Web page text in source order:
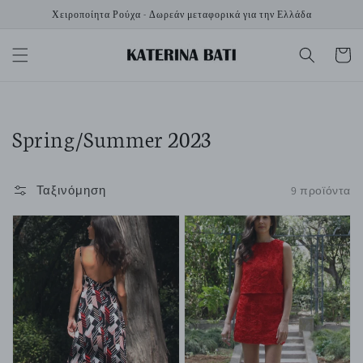
μετάβασηΧειροποίητα Ρούχα - Δωρεάν μεταφορικά για την Ελλάδα
Καλάθι
Συλλογή:
Spring/Summer 2023
Ταξινόμηση 9 προϊόντα